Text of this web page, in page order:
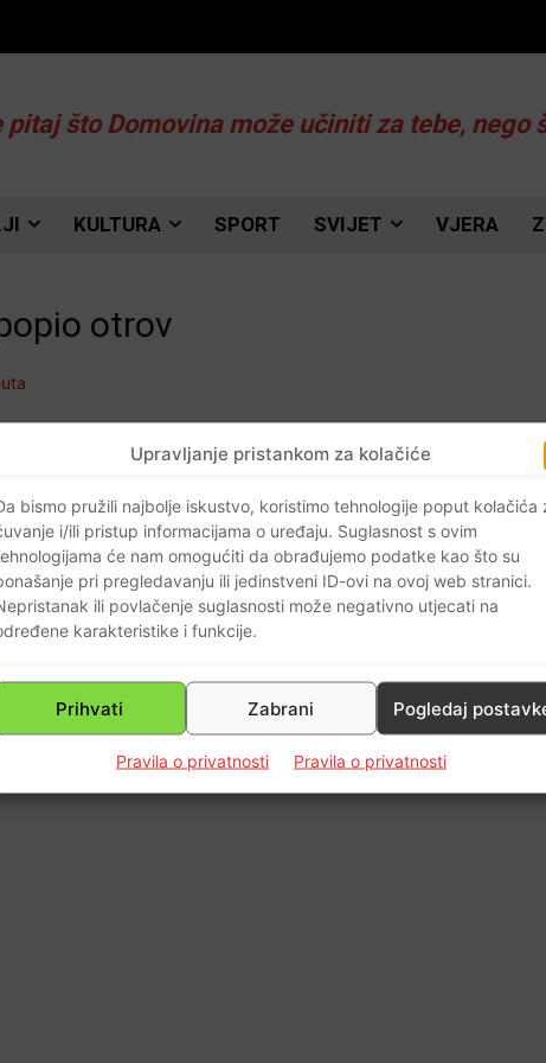
Upravljanje pristankom za kolačiće
bismo pružili najbolje iskustvo, koristimo tehnologije poput kolačića
i/ili pristup informacijama o uređaju. Suglasnost s ovim
će nam omogućiti da obrađujemo podatke kao što su
pri pregledavanju ili jedinstveni ID-ovi na ovoj web stranici.
ili povlačenje suglasnosti može negativno utjecati na
karakteristike i funkcije.
Prihvati Zabrani Pogledaj
Pravila o privatnosti Pravila o privatnosti
pitaj što Domovina može učiniti za tebe, nego
KULTURA SPORT SVIJET VJERA
otrov
8